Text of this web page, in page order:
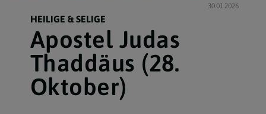
30.01.2026
HEILIGE & SELIGE
Apostel Judas
Thaddäus (28.
Oktober)